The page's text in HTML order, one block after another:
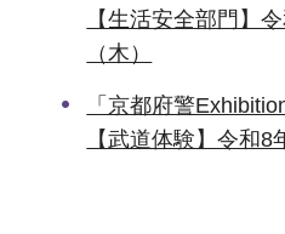
【生活安全部門】
（木）
「京都府警
【武道体験】令和8